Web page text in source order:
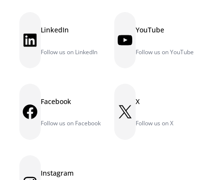
LinkedIn LinkedIn
Follow us on LinkedIn
YouTube YouTube
Follow us on YouTube
Facebook Facebook
Follow us on Facebook
X X
Follow us on X
Instagram